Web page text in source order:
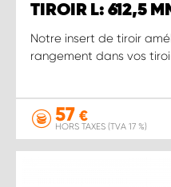
TIROIR L: 612,5
Notre insert de tiroir
rangement dans vos
57 €
HORS TAXES (TVA 17 %)